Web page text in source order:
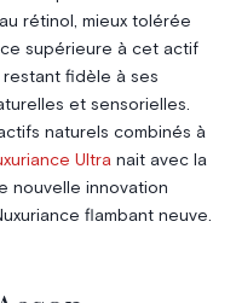
rétinol, mieux tolérée
supérieure à cet actif
restant fidèle à ses
et sensorielles.
naturels combinés à
Ultranait avec la
nouvelle innovation
flambant neuve.